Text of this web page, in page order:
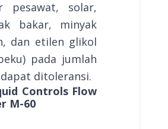
pesawat, solar,
bakar, minyak
dan etilen glikol
pada jumlah
ditoleransi.
Controls Flow
M-60